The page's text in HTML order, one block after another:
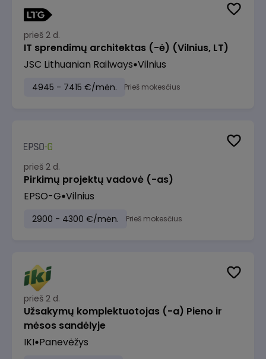
prieš 2 d.
IT sprendimų architektas (-ė) (Vilnius, LT)
JSC Lithuanian Railways Vilnius
4945 - 7415 €/mėn. Prieš mokesčius
prieš 2 d.
Pirkimų projektų vadovė (-as)
EPSO-G Vilnius
2900 - 4300 €/mėn. Prieš mokesčius
prieš 2 d.
Užsakymų komplektuotojas (-a) Pieno ir
mėsos sandėlyje
IKI Panevėžys